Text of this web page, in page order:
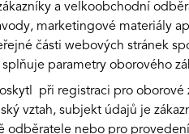
a velkoobchodní
marketingové materiály
části webových stránek
parametry oborového
při registraci pro
vztah, subjekt údajů je
odběratele nebo pro